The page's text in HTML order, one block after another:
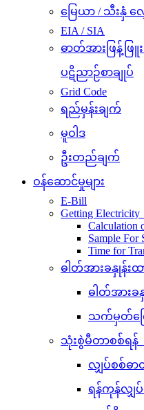
မြေယာ / သီးနှံ လ
EIA / SIA
ဓာတ်အားဖြန့်ဖြူး
ပဋိညာဉ်စာချုပ်
Grid Code
ရည်မှန်းချက်
မူဝါဒ
ဦးတည်ချက်
ဝန်ဆောင်မှုများ
E-Bill
Getting Electricity
Calculation
Sample
Time for
ဓါတ်အားခနှုန်း
ဓါတ်အားခနှု
သက်မှတ်ကြ
သုံးစွဲမီတာစစ်ရန်
လျှပ်စစ်ဓာ
ရန်ကုန်လျှပ်